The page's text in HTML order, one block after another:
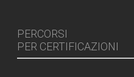
PERCORSI
PER CERTIFICAZIONI